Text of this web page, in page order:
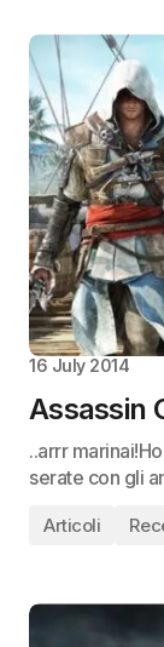
16 July 2014
Assassin
..arrr
serate con gli
Articoli